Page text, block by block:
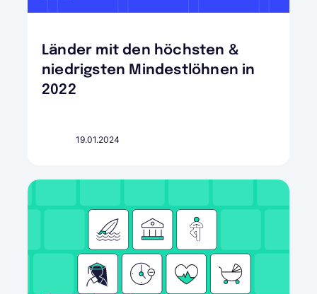
Länder mit den höchsten &
niedrigsten Mindestlöhnen in
2022
19.01.2024